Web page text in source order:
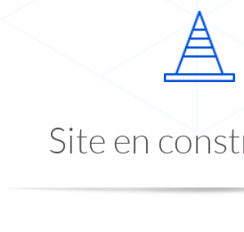
Site en